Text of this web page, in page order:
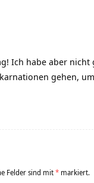
Ich habe aber nicht
gehen,
Felder sind mit* markiert.